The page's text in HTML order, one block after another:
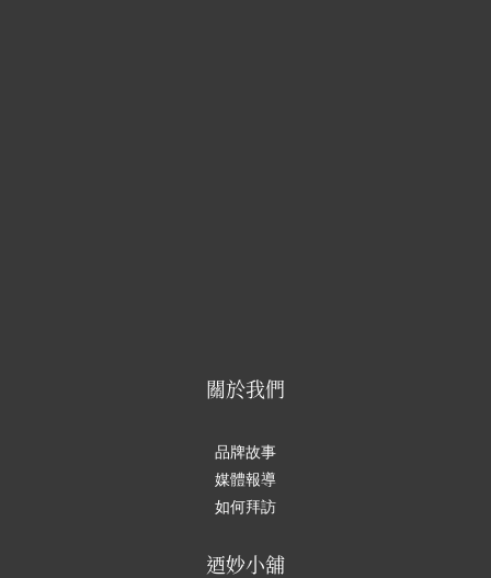
關於我們
品牌故事
媒體報導
如何拜訪
迺妙小舖